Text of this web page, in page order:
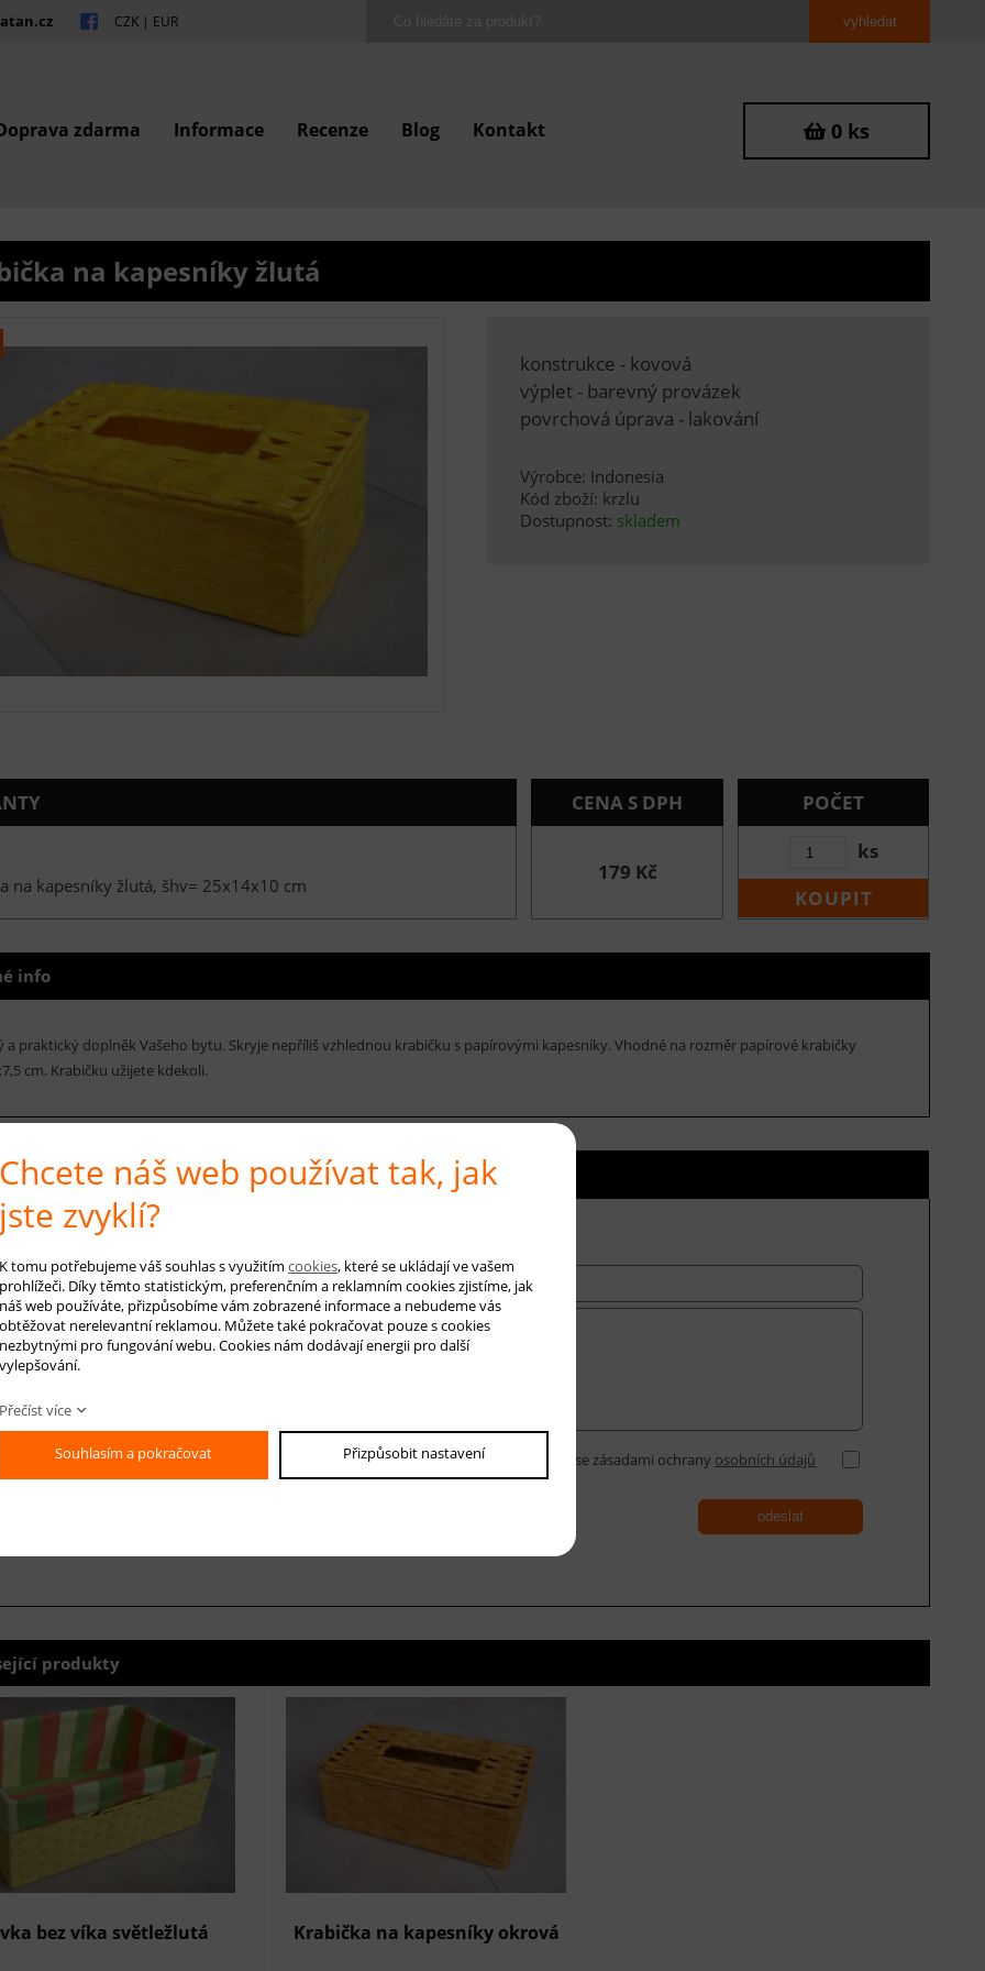
CZK | EUR
zdarma Informace Recenze Blog Kontakt 0 ks
na kapesníky žlutá
konstrukce - kovová
výplet - barevný provázek
povrchová úprava - lakování
Výrobce: Indonesia
Kód zboží: krzlu
Dostupnost: skladem
CENA S DPH POČET
na kapesníky žlutá, šhv= 25x14x10 cm
179 Kč
ks
KOUPIT
info
a praktický doplněk Vašeho bytu. Skryje nepříliš vzhlednou krabičku s papírovými kapesníky. Vhodné na rozměr papírové krabičky
cm. Krabičku užijete kdekoli.
produkt Hlídání ceny
E-mail *
Váš dotaz
Souhlasím se zásadami ochrany osobních údajů
odeslat
produkty
bez víka světležlutá Krabička na kapesníky okrová
Chcete náš web používat tak, jak
jste zvyklí?
K tomu potřebujeme váš souhlas s využitím cookies, které se ukládají ve vašem
prohlížeči. Díky těmto statistickým, preferenčním a reklamním cookies zjistíme, jak
náš web používáte, přizpůsobíme vám zobrazené informace a nebudeme vás
obtěžovat nerelevantní reklamou. Můžete také pokračovat pouze s cookies
nezbytnými pro fungování webu. Cookies nám dodávají energii pro další
vylepšování.
Přečíst více
Souhlasím a pokračovat Přizpůsobit nastavení